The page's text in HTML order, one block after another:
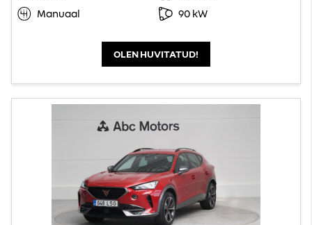
Manuaal
90 kW
OLEN HUVITATUD!